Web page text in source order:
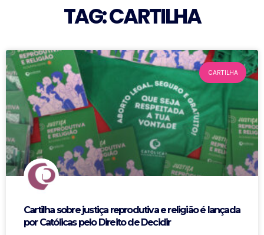
TAG: CARTILHA
CARTILHA
Cartilha sobre justiça reprodutiva e religião é lançada
por Católicas pelo Direito de Decidir